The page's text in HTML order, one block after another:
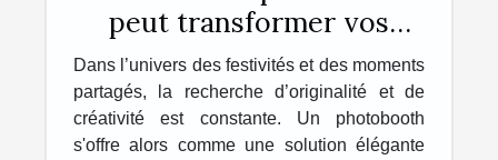
peut transformer vos
événements en souvenirs
inoubliables
Dans l’univers des festivités et des moments
partagés, la recherche d’originalité et de
créativité est constante. Un photobooth
s'offre alors comme une solution élégante